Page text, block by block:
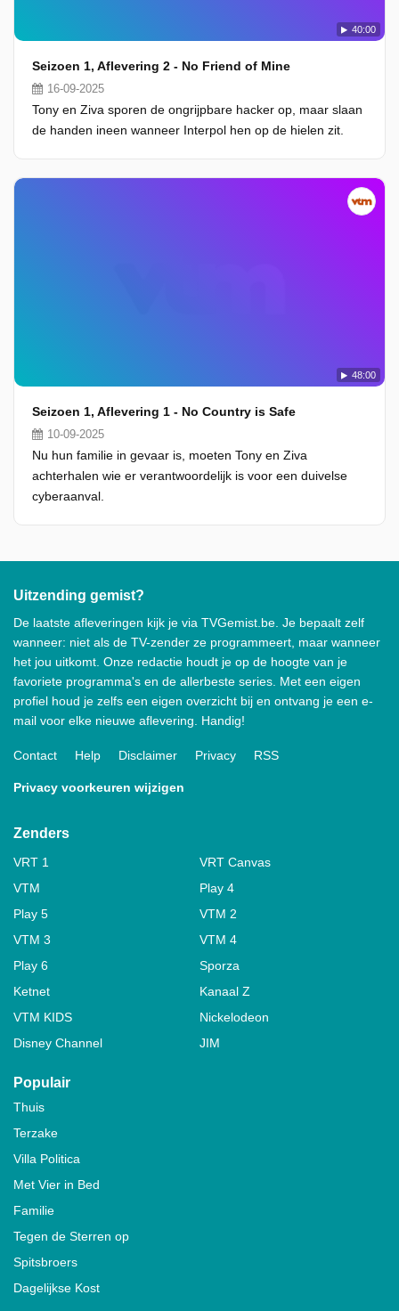
40:00
Seizoen 1, Aflevering 2 - No Friend of Mine
16-09-2025
Tony en Ziva sporen de ongrijpbare hacker op, maar slaan
de handen ineen wanneer Interpol hen op de hielen zit.
48:00
Seizoen 1, Aflevering 1 - No Country is Safe
10-09-2025
Nu hun familie in gevaar is, moeten Tony en Ziva
achterhalen wie er verantwoordelijk is voor een duivelse
cyberaanval.
Uitzending gemist?
De laatste afleveringen kijk je via TVGemist.be. Je bepaalt zelf
wanneer: niet als de TV-zender ze programmeert, maar wanneer
het jou uitkomt. Onze redactie houdt je op de hoogte van je
favoriete programma's en de allerbeste series. Met een eigen
profiel houd je zelfs een eigen overzicht bij en ontvang je een e-
mail voor elke nieuwe aflevering. Handig!
Contact Help Disclaimer Privacy RSS
Privacy voorkeuren wijzigen
Zenders
VRT 1
VRT Canvas
VTM
Play 4
Play 5
VTM 2
VTM 3
VTM 4
Play 6
Sporza
Ketnet
Kanaal Z
VTM KIDS
Nickelodeon
Disney Channel
JIM
Populair
Thuis
Terzake
Villa Politica
Met Vier in Bed
Familie
Tegen de Sterren op
Spitsbroers
Dagelijkse Kost